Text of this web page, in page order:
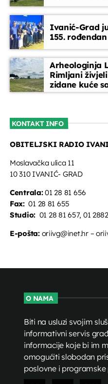
Ivanić-Grad
155. rođendan
Arheologinja
Rimljani
zidane kuće
oslikanim
KONTAKT INFO
OBITELJSKI RADIO
Moslavačka ulica 11
10 310 IVANIĆ- GRAD
Centrala:01 28 81 656
Fax:01 28 81 655
Studio: 01 28 81 657, 01
E-pošta:oriivg@inet.hr –
O NAMA
Biti na usluzi svojim
informativni servis
informacije koje bi im
omogućiti slobodan
poslovne i programske